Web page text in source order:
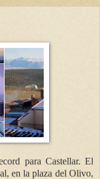
para Castellar. El
en la plaza del Olivo,